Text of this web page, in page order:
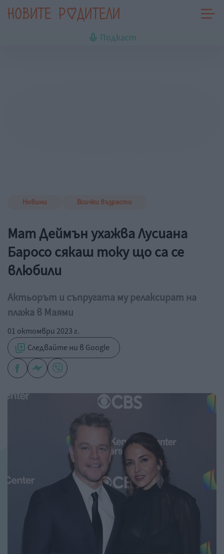
Подкаст
Новини Всички възрасти
Мат Деймън ухажва Лусиана
Баросо сякаш току що са се
влюбили
Актьорът и съпругата му релаксират на
плажа в Маями
01 октомври 2023 г.
Следвайте ни в Google